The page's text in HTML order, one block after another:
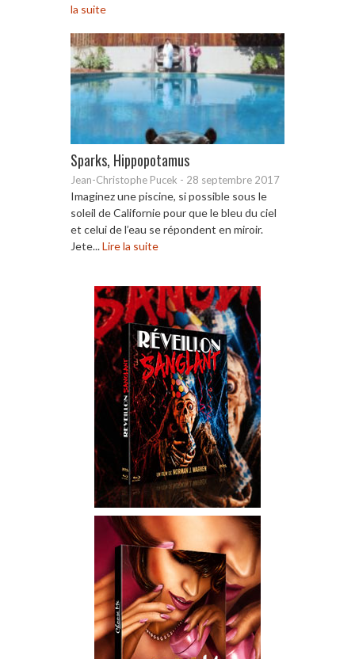
la suite
Sparks, Hippopotamus
Jean-Christophe Pucek - 28 septembre 2017
Imaginez une piscine, si possible sous le
soleil de Californie pour que le bleu du ciel
et celui de l’eau se répondent en miroir.
Jete...Lire la suite